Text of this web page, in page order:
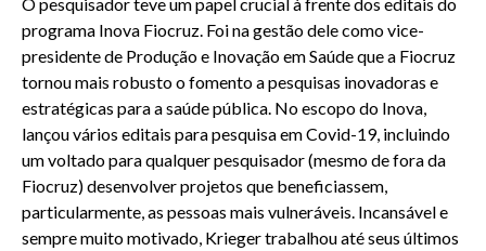
programa Inova Fiocruz. Foi na gestão dele como vice-
presidente de Produção e Inovação em Saúde que a Fiocruz
tornou mais robusto o fomento a pesquisas inovadoras e
estratégicas para a saúde pública. No escopo do Inova,
lançou vários editais para pesquisa em Covid-19, incluindo
um voltado para qualquer pesquisador (mesmo de fora da
Fiocruz) desenvolver projetos que beneficiassem,
particularmente, as pessoas mais vulneráveis. Incansável e
sempre muito motivado, Krieger trabalhou até seus últimos